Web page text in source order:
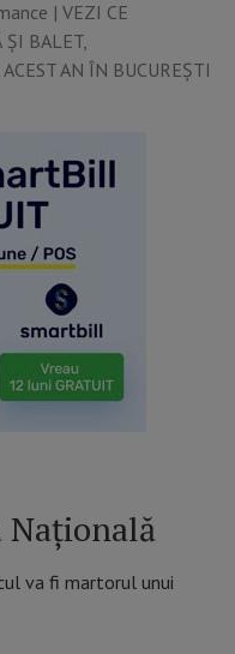
| VEZI CE
ȘI BALET,
AN ÎN BUCUREȘTI
Națională
va fi martorul unui